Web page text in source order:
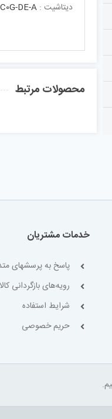
دیتاشیت : DE-A
محصولات مرتبط
خدمات مشتریان
پاسخ به پرسشهای
رویه‌های بازگردانی کالا
شرایط استفاده
حریم خصوصی